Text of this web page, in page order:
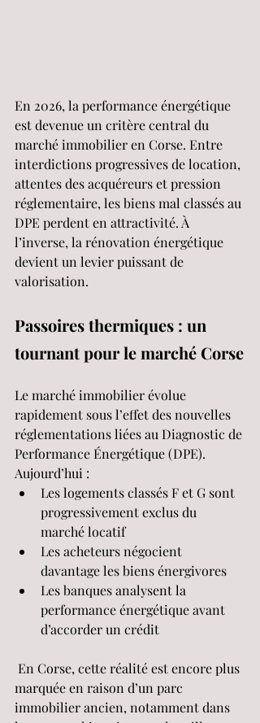
En 2026, la performance énergétique
est devenue un critère central du
marché immobilier en Corse. Entre
interdictions progressives de location,
attentes des acquéreurs et pression
réglementaire, les biens mal classés au
DPE perdent en attractivité. À
l’inverse, la rénovation énergétique
devient un levier puissant de
valorisation.
Passoires thermiques : un
tournant pour le marché Corse
Le marché immobilier évolue
rapidement sous l’effet des nouvelles
réglementations liées au Diagnostic de
Performance Énergétique (DPE).
Aujourd’hui :
Les logements classés F et G sont
progressivement exclus du
marché locatif
Les acheteurs négocient
davantage les biens énergivores
Les banques analysent la
performance énergétique avant
d’accorder un crédit
marquée en raison d’un parc
immobilier ancien, notamment dans